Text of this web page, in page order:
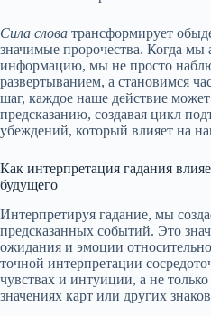
Сила слова трансформирует
значимые пророчества. Когда
информацию, мы не просто
развертыванием, а становимся
шаг, каждое наше действие может
предсказанию, создавая цикл
убеждений, который влияет на
Как интерпретация гадания
будущего
Интерпретируя гадание, мы
предсказанных событий. Это
ожидания и эмоции
точной интерпретации
чувствах и интуиции, а не
значениях карт или других